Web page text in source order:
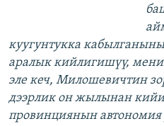
куугунтукка
аралык кийлигишүү,
эле кеч, Милошевичтин
дээрлик он жылынан
провинциянын